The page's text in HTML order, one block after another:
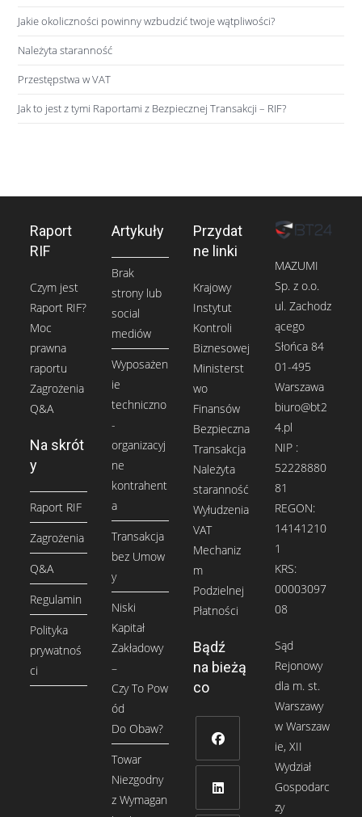
Jakie okoliczności powinny wzbudzić twoje wątpliwości?
Należyta staranność
Przestępstwa w VAT
Jak to jest z tymi Raportami z Bezpiecznej Transakcji – RIF?
Raport
RIF
Czym jest
Raport RIF?
Moc
prawna
raportu
Zagrożenia
Q&A
Na skrót
y
Raport RIF
Zagrożenia
Q&A
Regulamin
Polityka
prywatnoś
ci
Artykuły
Brak
strony lub
social
mediów
Wyposażen
ie
techniczno
-
organizacyj
ne
kontrahent
a
Transakcja
bez Umow
y
Niski
Kapitał
Zakładowy
–
Czy To Pow
ód
Do Obaw?
Towar
Niezgodny
z Wymagan
Przydat
ne linki
Krajowy
Instytut
Kontroli
Biznesowej
Ministerst
wo
Finansów
Bezpieczna
Transakcja
Należyta
staranność
Wyłudzenia
VAT
Mechaniz
m
Podzielnej
Płatności
Bądź
na bieżą
co
Opens
a
MAZUMI
Sp. z o.o.
ul. Zachodz
ącego
Słońca 84
01-495
Warszawa
biuro@bt2
4.pl
NIP :
52228880
81
REGON:
14141210
1
KRS:
00003097
08
Sąd
Rejonowy
dla m. st.
Warszawy
w Warszaw
ie, XII
Wydział
Gospodarc
zy